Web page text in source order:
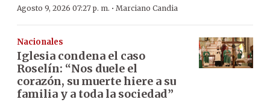
Agosto 9, 2026 07:27 p. m. · Marciano Candia
Nacionales
Iglesia condena el caso
Roselín: “Nos duele el
corazón, su muerte hiere a su
familia y a toda la sociedad”